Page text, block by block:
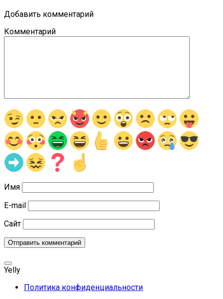
Добавить комментарий
Комментарий
Имя
E-mail
Сайт
Yelly
Политика конфиденциальности